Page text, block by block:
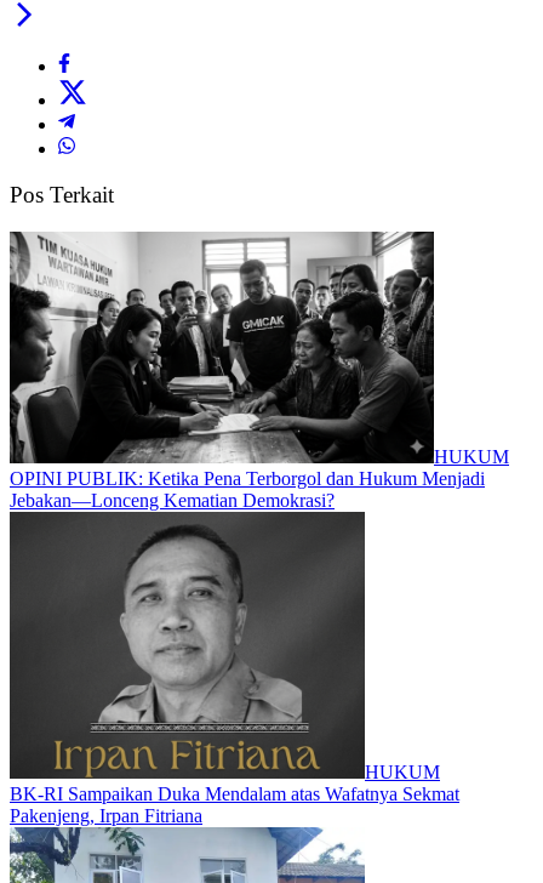
Pos Terkait
HUKUM
OPINI PUBLIK: Ketika Pena Terborgol dan Hukum Menjadi
Jebakan—Lonceng Kematian Demokrasi?
HUKUM
BK-RI Sampaikan Duka Mendalam atas Wafatnya Sekmat
Pakenjeng, Irpan Fitriana